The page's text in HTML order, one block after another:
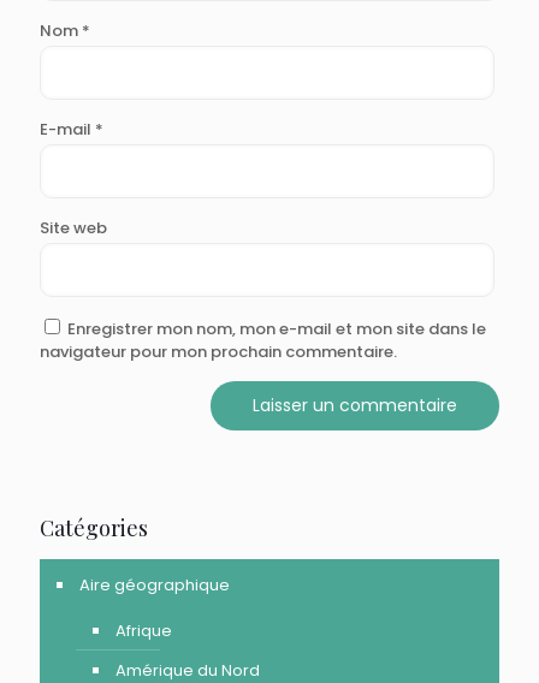
Nom *
E-mail *
Site web
Enregistrer mon nom, mon e-mail et mon site dans le
navigateur pour mon prochain commentaire.
Catégories
Aire géographique
Afrique
Amérique du Nord